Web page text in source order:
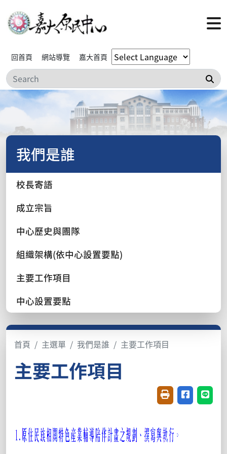
回首頁 網站導覽 嘉大首頁
搜
我們是誰
校長寄語
成立宗旨
中心歷史與團隊
組織架構(依中心設置要點)
主要工作項目
中心設置要點
首頁 主選單 我們是誰 主要工作項目
主要工作項目
友善列印(開新視
分享至臉書
分享